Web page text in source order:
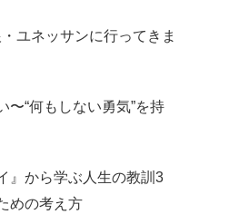
ユネッサンに行ってきま
〜“何もしない勇気”を持
』から学ぶ人生の教訓3
めの考え方